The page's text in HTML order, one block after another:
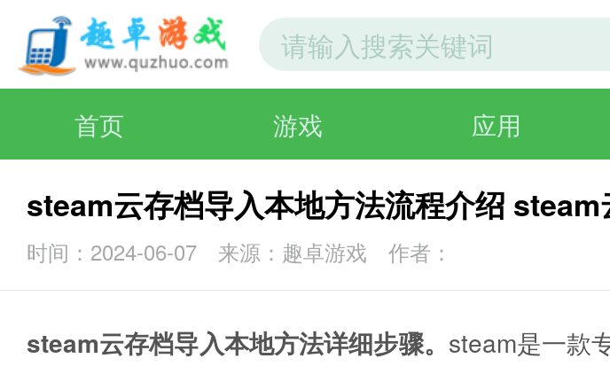
首页 游戏 应用
steam云存档导入本地方法流程介绍
时间：2024-06-07 来源：趣卓游戏 作者：
steam云存档导入本地方法详细步骤。 steam是一款